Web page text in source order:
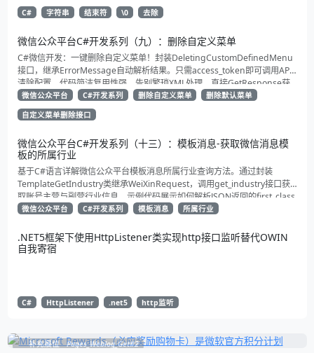
C# 字符串 结束符 \0 去除
微信公众平台C#开发系列（九）：删除自定义菜单
C#微信开发：一键删除自定义菜单！封装DeletingCustomDefinedMenu
接口，继承ErrorMessage自动解析结果。只需access_token即可调用API
清除配置。代码简洁复用性强，告别繁琐XML处理，直接GetResponse获
取状态。适合动态管理公众号的开发者，建议收藏备用！
微信公众平台 C#开发系列 删除自定义菜单
删除默认菜单
自定义菜单删除接口
微信公众平台C#开发系列（十三）：模板消息-获取微信消息模
板的所属行业
基于C#语言详解微信公众平台模板消息所属行业查询方法。通过封装
TemplateGetIndustry类继承WeiXinRequest，调用get_industry接口获
取账号主营与副营行业信息。示例代码展示如何解析JSON返回的first_class
与second_class数据，为开发者提供合规通知场景开发支持
微信公众平台 C#开发系列 模板消息 所属行业
.NET5框架下使用HttpListener类实现http接口监听替代OWIN
自我寄宿
C# HttpListener .net5 http监听
补充展位 Pages_Weblog_Get#2